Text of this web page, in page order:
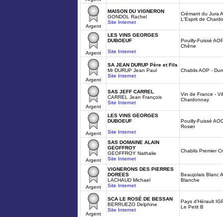
Argent
MAISON DU VIGNERON
GONDOL Rachel
Site Internet
Crémant du Jura
L'Esprit de
Argent
LES VINS GEORGES
DUBOEUF
Site Internet
Pouilly-Fuissé
Chêne
Argent
SA JEAN DURUP Père et Fils
Mr DURUP Jean Paul
Site Internet
Chablis AOP -
Argent
SAS JEFF CARREL
CARREL Jean François
Site Internet
Vin de France -
Chardonnay
Argent
LES VINS GEORGES
DUBOEUF
Site Internet
Pouilly-Fuissé
Rosier
Argent
SAS DOMAINE ALAIN
GEOFFROY
GEOFFROY Nathalie
Site Internet
Chablis Premier
Argent
VIGNERONS DES PIERRES
DOREES
LACHAUD Michael
Site Internet
Beaujolais Blanc
Blanche
Argent
SCA LE ROSÉ DE BESSAN
BERRUEZO Delphine
Site Internet
Pays d'Hérault
Le Petit B